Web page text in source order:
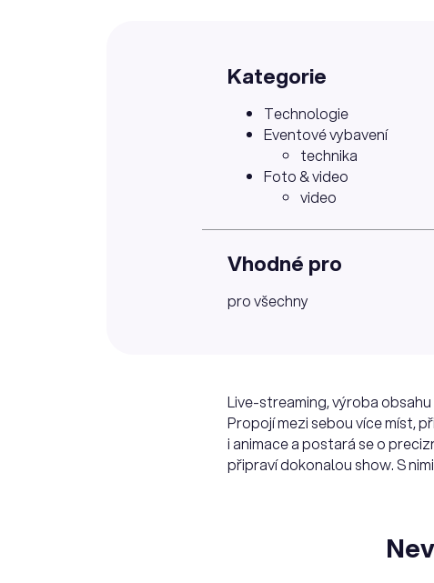
Kategorie
Technologie
Eventové vybavení
technika
Foto & video
video
Vhodné pro
pro všechny
Live-streaming, výroba
Propojí mezi sebou více míst,
i animace a postará se o
připraví dokonalou show. S